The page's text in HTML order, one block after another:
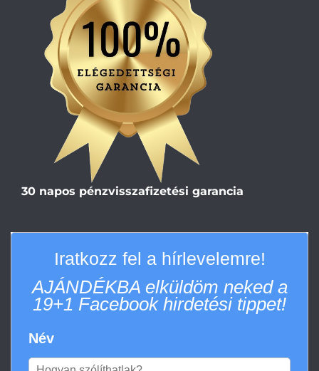
30 napos pénzvisszafizetési garancia
Iratkozz fel a hírlevelemre!
AJÁNDÉKBA elküldöm neked a
19+1 Facebook hirdetési tippet!
Név